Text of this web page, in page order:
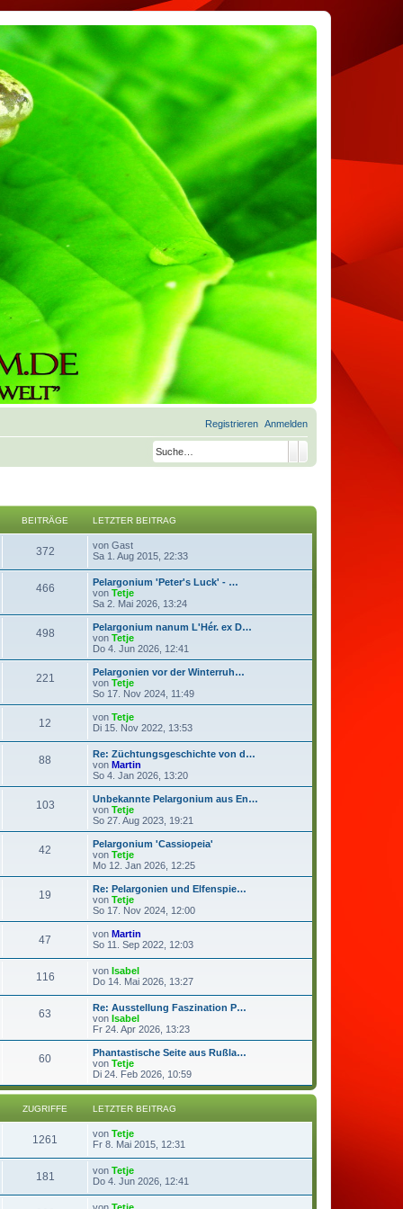
Anmelden
Registrieren
BEITRÄGE LETZTER BEITRAG
372 von Gast
e
e
s
t
e
r
B
t
r
g
Sa 1. Aug 2015, 22:33
466
Pelargonium 'Peter's Luck' - …
von Tetje
e
u
e
t
r
B
i
a
g
Sa 2. Mai 2026, 13:24
498
Pelargonium nanum L'Hér. ex D…
von Tetje
e
u
e
t
B
e
i
t
r
a
g
Do 4. Jun 2026, 12:41
221
Pelargonien vor der Winterruh…
von Tetje
e
u
s
e
r
B
e
i
t
a
g
So 17. Nov 2024, 11:49
12 von Tetje
e
s
t
e
r
B
i
t
r
g
Di 15. Nov 2022, 13:53
88
Re: Züchtungsgeschichte von d…
von Martin
e
u
e
t
B
e
i
r
g
So 4. Jan 2026, 13:20
103
Unbekannte Pelargonium aus En…
von Tetje
e
u
e
t
B
i
r
a
g
So 27. Aug 2023, 19:21
42
Pelargonium 'Cassiopeia'
von Tetje
e
u
e
s
t
B
e
i
t
r
a
g
Mo 12. Jan 2026, 12:25
19
Re: Pelargonien und Elfenspie…
von Tetje
e
u
e
s
r
B
e
i
t
r
a
g
So 17. Nov 2024, 12:00
47 von Martin
e
s
t
e
r
e
i
t
a
g
So 11. Sep 2022, 12:03
116 von Isabel
e
e
s
t
e
B
i
t
a
g
Do 14. Mai 2026, 13:27
63
Re: Ausstellung Faszination P…
von Isabel
e
u
e
t
r
B
e
i
r
a
Fr 24. Apr 2026, 13:23
60
Phantastische Seite aus Rußla…
von Tetje
e
u
e
s
B
e
t
Di 24. Feb 2026, 10:59
ZUGRIFFE LETZTER BEITRAG
1261 von Tetje
Fr 8. Mai 2015, 12:31
181 von Tetje
Do 4. Jun 2026, 12:41